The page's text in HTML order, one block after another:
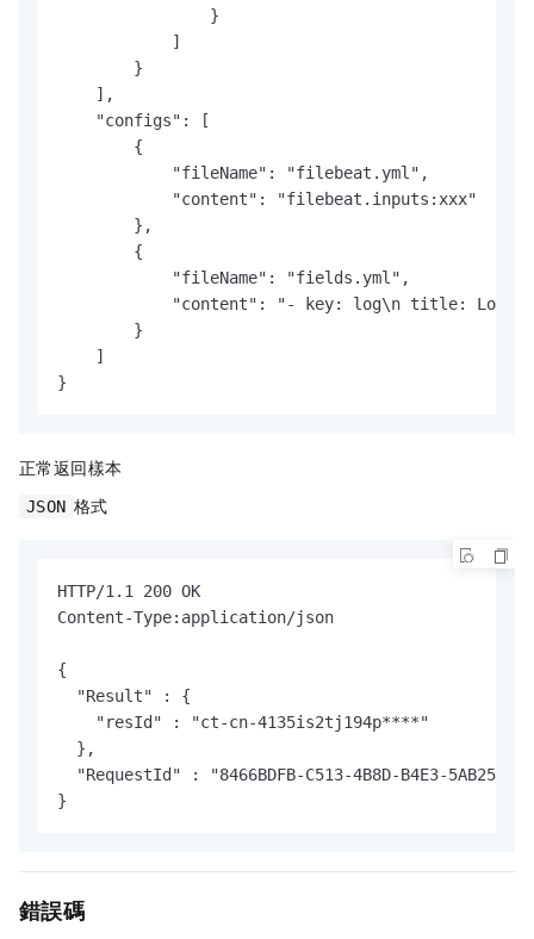
                }
            ]
        }
    ],
    "configs": [
        {
            "fileName": "filebeat.yml",
            "content": "filebeat.inputs:xxx"
        },
        {
            "fileName": "fields.yml",
"content": "- key: log\n title: Log
        }
    ]
}
正常返回樣本
JSON 格式
HTTP/1.1 200 OK
Content-Type:application/json
{
  "Result" : {
    "resId" : "ct-cn-4135is2tj194p****"
  },
"RequestId" : "8466BDFB-C513-4B8D-B4E3-
}
錯誤碼